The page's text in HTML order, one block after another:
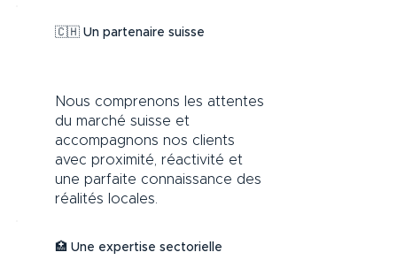
🇨🇭 Un partenaire suisse
Nous comprenons les attentes
du marché suisse et
accompagnons nos clients
avec proximité, réactivité et
une parfaite connaissance des
réalités locales.
🏥 Une expertise sectorielle